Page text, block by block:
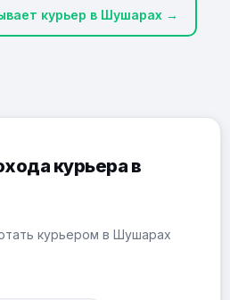
курьер в Шушарах →
курьера в
курьером в Шушарах